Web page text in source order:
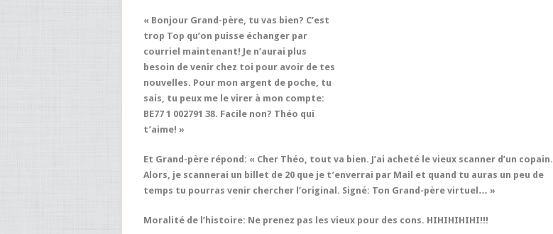
« Bonjour Grand-père, tu vas bien? C’est
trop Top qu’on puisse échanger par
courriel maintenant! Je n’aurai plus
besoin de venir chez toi pour avoir de tes
nouvelles. Pour mon argent de poche, tu
sais, tu peux me le virer à mon compte:
BE77 1 002791 38. Facile non? Théo qui
t’aime! »
Et Grand-père répond: « Cher Théo, tout va bien. J’ai acheté le vieux scanner d’un copain.
Alors, je scannerai un billet de 20 que je t’enverrai par Mail et quand tu auras un peu de
temps tu pourras venir chercher l’original. Signé: Ton Grand-père virtuel… »
Moralité de l’histoire: Ne prenez pas les vieux pour des cons. HIHIHIHIHI!!!